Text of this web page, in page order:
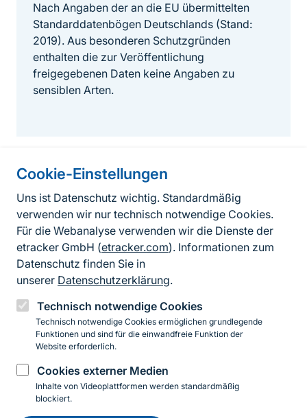
Cookie-Einstellungen
Uns ist Datenschutz wichtig. Standardmäßig
verwenden wir nur technisch notwendige Cookies.
Für die Webanalyse verwenden wir die Dienste der
etracker GmbH (etracker.com). Informationen zum
Datenschutz finden Sie in
unserer Datenschutzerklärung.
Technisch notwendige Cookies
Technisch notwendige Cookies ermöglichen grundlegende
Funktionen und sind für die einwandfreie Funktion der
Website erforderlich.
Cookies externer Medien
Inhalte von Videoplattformen werden standardmäßig
blockiert.
Nach Angaben der an die EU übermittelten
Standarddatenbögen Deutschlands (Stand:
2019). Aus besonderen Schutzgründen
enthalten die zur Veröffentlichung
freigegebenen Daten keine Angaben zu
sensiblen Arten.
Informationen zur Seite
FußzeileKontakt zum BfN
Kontaktformular
Erklärung zur Barrierefreiheit
Impressum
Datenschutz
InstagramFacebookYouTubeLinkedIn